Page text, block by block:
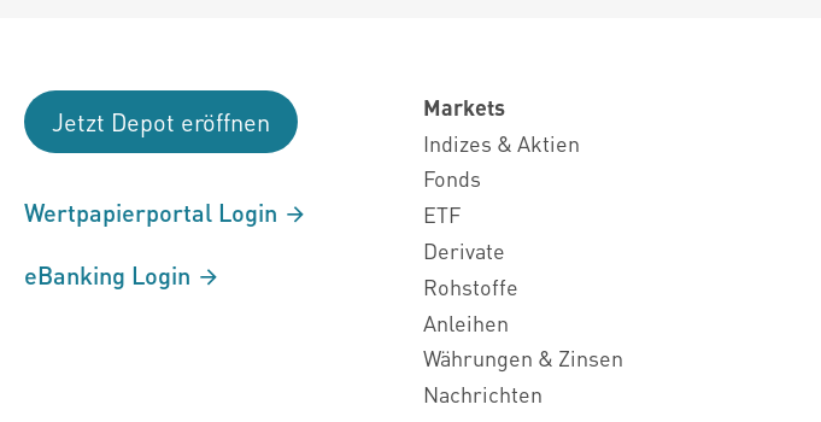
Jetzt Depot eröffnen
Wertpapierportal Login
eBanking Login
Markets
Indizes & Aktien
Fonds
ETF
Derivate
Rohstoffe
Anleihen
Währungen & Zinsen
Nachrichten